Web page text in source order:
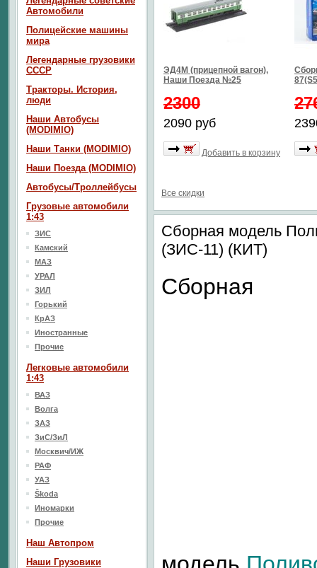
ЭД4М (прицепной вагон),
Наши Поезда №25
2300
2090 руб
Добавить в корзину
Все скидки
Сборная модель
(ЗИС-11) (КИТ)
Сборная
Автомобили
Полицейские машины
мира
Легендарные грузовики
СССР
Тракторы. История,
люди
Наши Автобусы
(MODIMIO)
Наши Танки (MODIMIO)
Наши Поезда (MODIMIO)
Автобусы/Троллейбусы
Грузовые автомобили
1:43
ЗИС
Камский
МАЗ
УРАЛ
ЗИЛ
Горький
КрАЗ
Иностранные
Прочие
Легковые автомобили
1:43
ВАЗ
Волга
ЗАЗ
ЗиС/ЗиЛ
Москвич/ИЖ
РАФ
УАЗ
Škoda
Иномарки
Прочие
Наш Aвтопром
Наши Грузовики